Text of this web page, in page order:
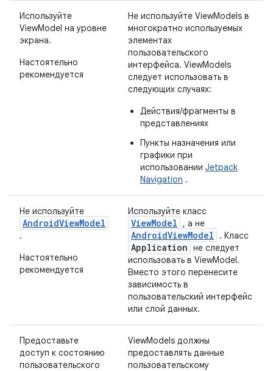
Используйте
ViewModel на уровне
экрана.
Настоятельно
рекомендуется
Не используйте ViewModels в
многократно используемых
элементах
пользовательского
интерфейса. ViewModels
следует использовать в
следующих случаях:
Действия/фрагменты в
представлениях
Пункты назначения или
графики при
использовании Jetpack
Navigation .
Не используйте
AndroidViewModel
.
Настоятельно
рекомендуется
Используйте класс
ViewModel , а не
AndroidViewModel . Класс
Application не следует
использовать в ViewModel.
Вместо этого перенесите
зависимость в
пользовательский интерфейс
или слой данных.
Предоставьте
доступ к состоянию
пользовательского
ViewModels должны
предоставлять данные
пользовательскому